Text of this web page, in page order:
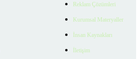
Reklam Çözümleri
Kurumsal Materyaller
İnsan Kaynakları
İletişim